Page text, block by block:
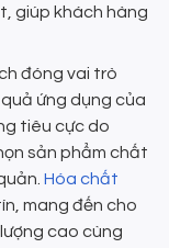
giúp khách hàng
đóng vai trò
ứng dụng của
tiêu cực do
sản phẩm chất
Hóa chất
mang đến cho
cao cùng